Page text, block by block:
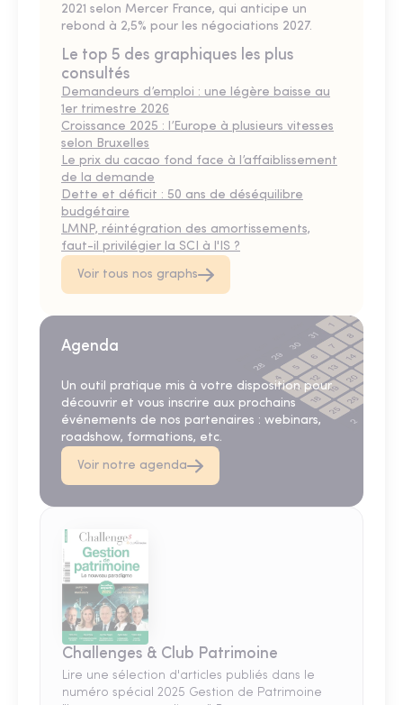
2021 selon Mercer France, qui anticipe un
rebond à 2,5% pour les négociations 2027.
Le top 5 des graphiques les plus
consultés
Demandeurs d’emploi : une légère baisse au
1er trimestre 2026
Croissance 2025 : l’Europe à plusieurs vitesses
selon Bruxelles
Le prix du cacao fond face à l’affaiblissement
de la demande
Dette et déficit : 50 ans de déséquilibre
budgétaire
LMNP, réintégration des amortissements,
faut-il privilégier la SCI à l'IS ?
Voir tous nos graphs
Agenda
Un outil pratique mis à votre disposition pour
découvrir et vous inscrire aux prochains
événements de nos partenaires : webinars,
roadshow, formations, etc.
Voir notre agenda
Challenges & Club Patrimoine
Lire une sélection d'articles publiés dans le
numéro spécial 2025 Gestion de Patrimoine